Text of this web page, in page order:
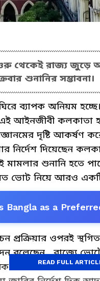
থেকেই রাজ্য জুড়ে
শুনানির সম্ভাবনা।
ব্যাপক অনিয়ম
এই আইনজীবী কলকাতা
দৃষ্টি আকর্ষণ
নির্দেশ দিয়েছেন
শুনানি হতে
ভোট নিয়ে আরও
Bangla as a
প্রক্রিয়ার ওপরই
বলেছেন , রাজ্যে
অনিয়মও হচ্ছে। এই
READ FULL